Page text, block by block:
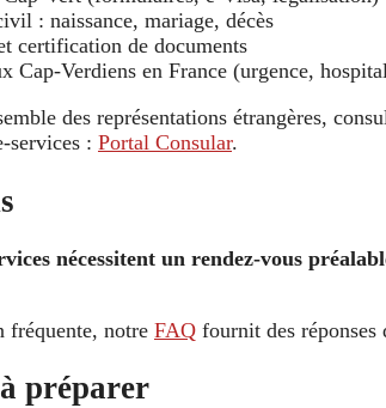
: naissance, mariage, décès
certification de documents
Cap‑Verdiens en France (urgence,
des représentations étrangères,
: Portal Consular.
nécessitent un rendez‑vous
fréquente, notre FAQ fournit des réponses
préparer